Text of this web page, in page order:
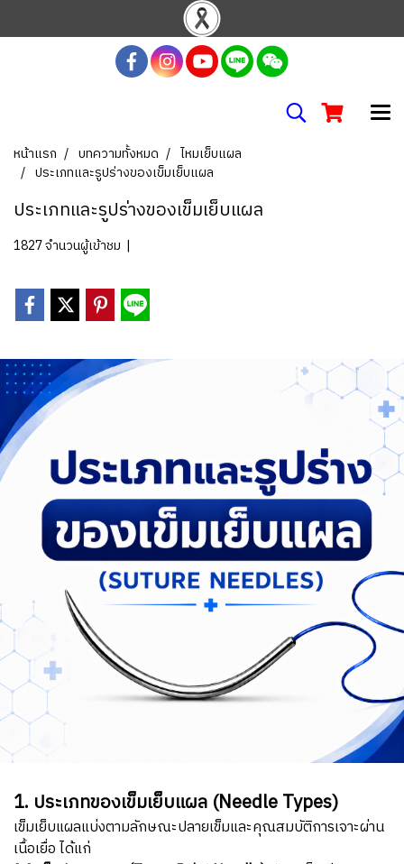
หน้าแรก บทความทั้งหมด
ไหมเย็บแผล
ประเภทและรูปร่างของเข็มเย็บแผล
ประเภทและรูปร่างของเข็มเย็บแผล
1827 จำนวนผู้เข้าชม |
1. ประเภทของเข็มเย็บแผล (Needle Types)
เข็มเย็บแผลแบ่งตามลักษณะปลายเข็มและคุณสมบัติการเจาะผ่าน
เนื้อเยื่อ ได้แก่